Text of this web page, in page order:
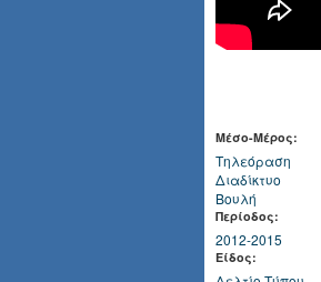
Μέσο-Μέρος:
Τηλεόραση
Διαδίκτυο
Βουλή
Περίοδος:
2012-2015
Είδος: